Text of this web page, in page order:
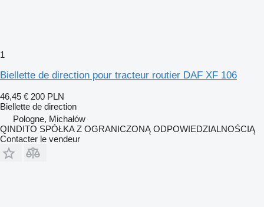
1
Biellette de direction pour tracteur routier DAF XF 106
46,45 € 200 PLN
Biellette de direction
Pologne, Michałów
QINDITO SPÓŁKA Z OGRANICZONĄ ODPOWIEDZIALNOŚCIĄ
Contacter le vendeur